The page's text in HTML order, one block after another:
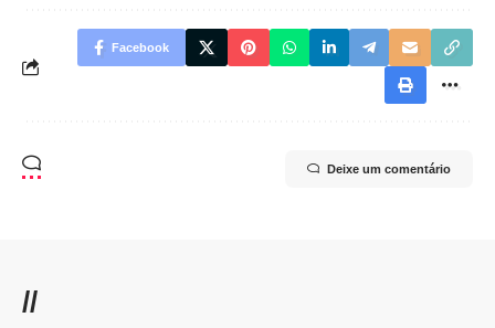
Facebook
Deixe um comentário
//